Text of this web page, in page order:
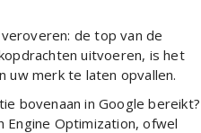
de top van de
uitvoeren, is het
uw merk te laten opvallen.
bovenaan in Google bereikt?
Engine Optimization, ofwel